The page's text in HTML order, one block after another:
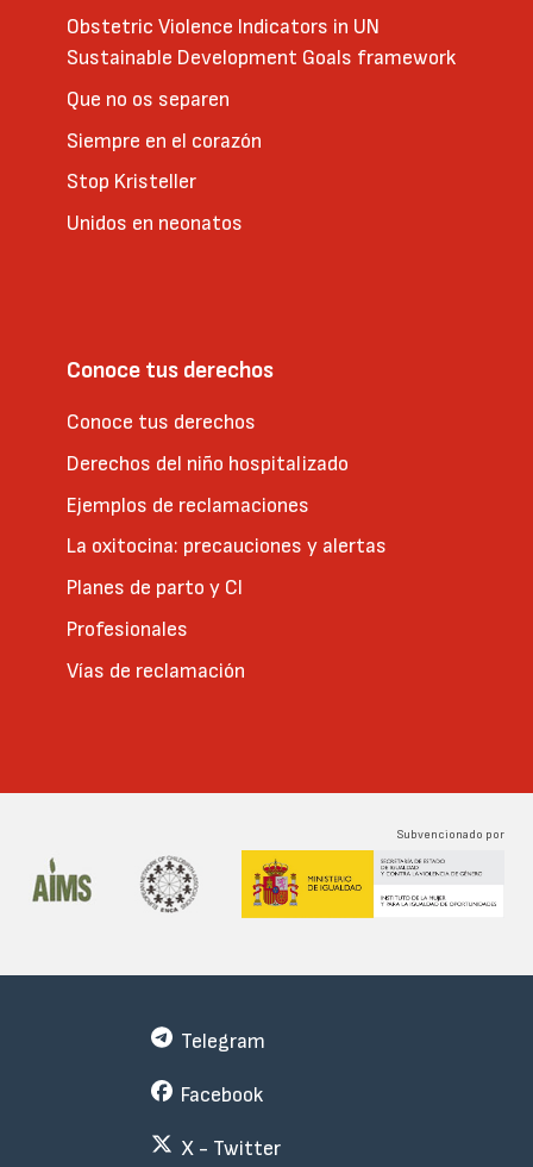
Obstetric Violence Indicators in UN
Sustainable Development Goals framework
Que no os separen
Siempre en el corazón
Stop Kristeller
Unidos en neonatos
Conoce tus derechos
Conoce tus derechos
Derechos del niño hospitalizado
Ejemplos de reclamaciones
La oxitocina: precauciones y alertas
Planes de parto y CI
Profesionales
Vías de reclamación
Subvencionado por
Telegram
Facebook
X - Twitter